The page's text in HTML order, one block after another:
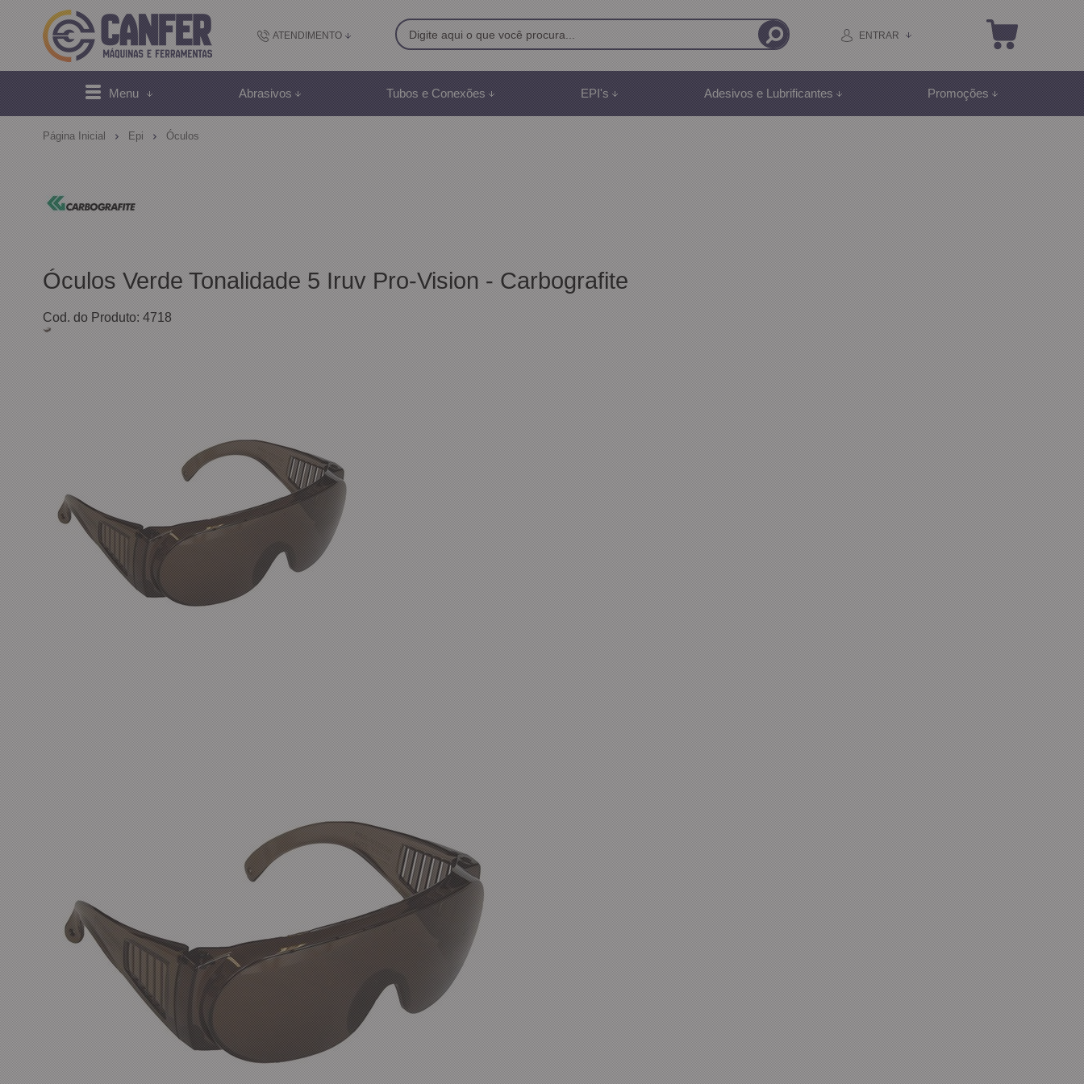
ATENDIMENTO
(48) 2102-9500
(48) 991887507
sac@canfer.com.br
Atendimento Online
ENTRAR
Menu Abrasivos Tubos e Conexões EPI's Adesivos e Lubrificantes Promoções
Página Inicial Epi Óculos
Óculos Verde Tonalidade 5 Iruv Pro-Vision - Carbografite
Cod. do Produto: 4718